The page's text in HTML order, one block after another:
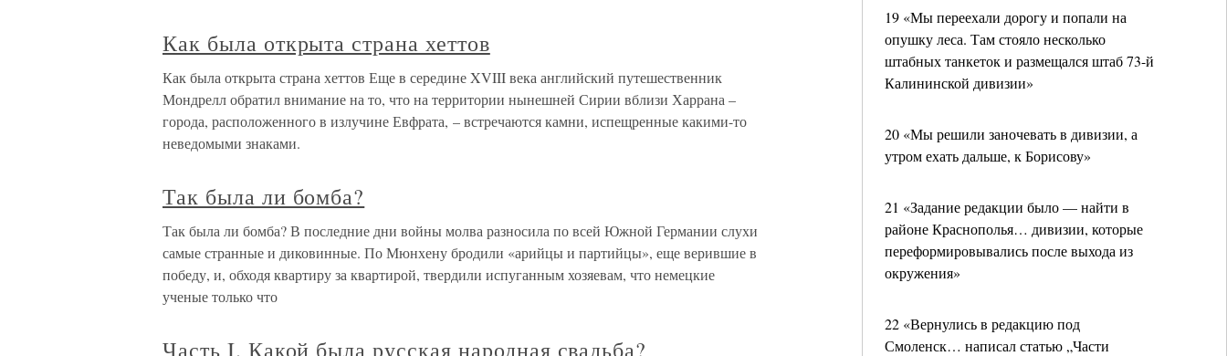
19 «Мы переехали дорогу и попали на
опушку леса. Там стояло несколько
штабных танкеток и размещался штаб 73-й
Калининской дивизии»
20 «Мы решили заночевать в дивизии, а
утром ехать дальше, к Борисову»
21 «Задание редакции было — найти в
районе Краснополья… дивизии, которые
переформировывались после выхода из
окружения»
22 «Вернулись в редакцию под
Смоленск… написал статью „Части
Как была открыта страна хеттов
Как была открыта страна хеттов Еще в середине XVIII века английский путешественник
Мондрелл обратил внимание на то, что на территории нынешней Сирии вблизи Харрана –
города, расположенного в излучине Евфрата, – встречаются камни, испещренные какими-то
неведомыми знаками.
Так была ли бомба?
Так была ли бомба? В последние дни войны молва разносила по всей Южной Германии слухи
самые странные и диковинные. По Мюнхену бродили «арийцы и партийцы», еще верившие в
победу, и, обходя квартиру за квартирой, твердили испуганным хозяевам, что немецкие
ученые только что
Часть I. Какой была русская народная свадьба?